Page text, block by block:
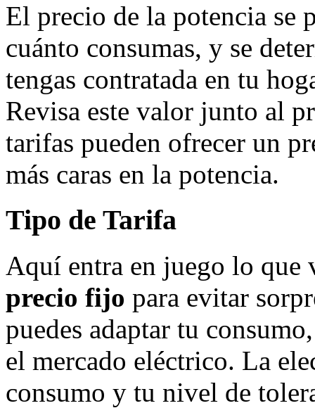
El precio de la potencia se
cuánto consumas, y se
tengas contratada en tu
Revisa este valor junto al
tarifas pueden ofrecer un
más caras en la potencia.
Tipo de Tarifa
Aquí entra en juego lo que
precio fijo para evitar
puedes adaptar tu
el mercado eléctrico. La
consumo y tu nivel de